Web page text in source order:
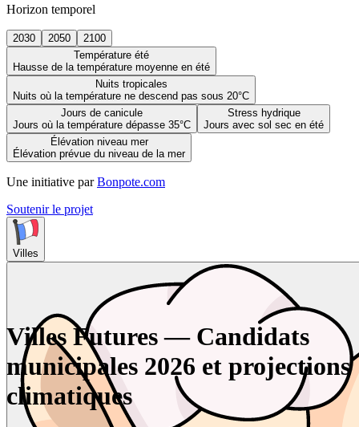
Horizon temporel
2030 2050
2100
Température été
Hausse de la température moyenne en été
Nuits tropicales
Nuits où la température ne descend pas sous 20°C
Jours de canicule
Jours où la température dépasse 35°C
Stress hydrique
Jours avec sol sec en été
Élévation niveau mer
Élévation prévue du niveau de la mer
Une initiative par Bonpote.com
Soutenir le projet
Villes
Villes Futures — Candidats
municipales 2026 et projections
climatiques